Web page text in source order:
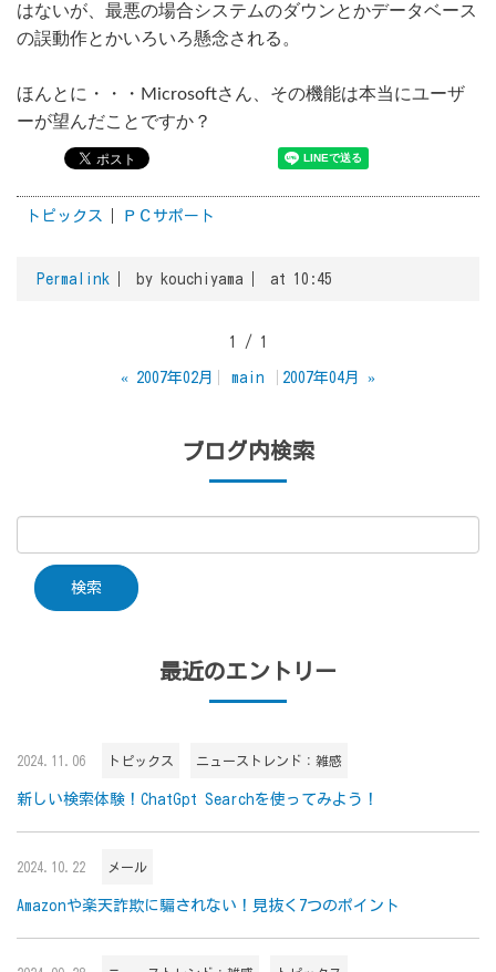
はないが、最悪の場合システムのダウンとかデータベース
の誤動作とかいろいろ懸念される。
ほんとに・・・Microsoftさん、その機能は本当にユーザ
ーが望んだことですか？
トピックス ＰＣサポート
Permalink by kouchiyama at 10:45
1 / 1
« 2007年02月 main 2007年04月 »
ブログ内検索
最近のエントリー
2024.11.06 トピックス ニューストレンド：雑感
新しい検索体験！ChatGpt Searchを使ってみよう！
2024.10.22 メール
Amazonや楽天詐欺に騙されない！見抜く7つのポイント